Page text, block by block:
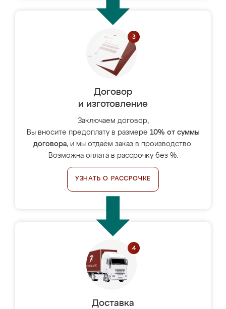
Договор
и изготовление
Заключаем договор,
Вы вносите предоплату в размере 10% от суммы
договора, и мы отдаём заказ в производство.
Возможна оплата в рассрочку без %.
УЗНАТЬ О РАССРОЧКЕ
Доставка